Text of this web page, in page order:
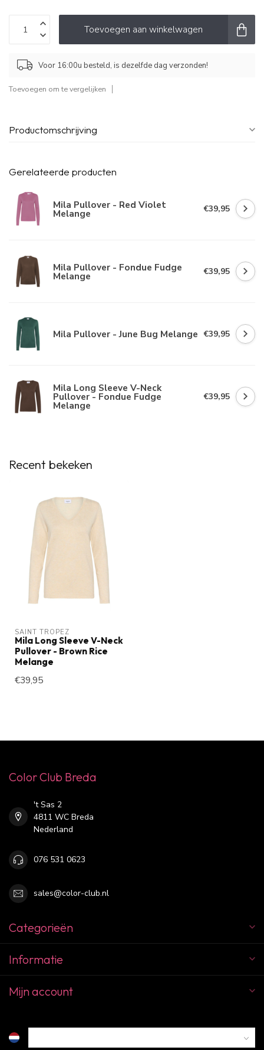
Toevoegen aan winkelwagen
Voor 16:00u besteld, is dezelfde dag verzonden!
Toevoegen om te vergelijken
Productomschrijving
Gerelateerde producten
Mila Pullover - Red Violet
Melange €39,95
Mila Pullover - Fondue Fudge
Melange €39,95
Mila Pullover - June Bug Melange €39,95
Mila Long Sleeve V-Neck
Pullover - Fondue Fudge
Melange
€39,95
Recent bekeken
SAINT TROPEZ
Mila Long Sleeve V-Neck
Pullover - Brown Rice
Melange
€39,95
Color Club Breda
't Sas 2
4811 WC Breda
Nederland
076 531 0623
sales@color-club.nl
Categorieën
Informatie
Mijn account